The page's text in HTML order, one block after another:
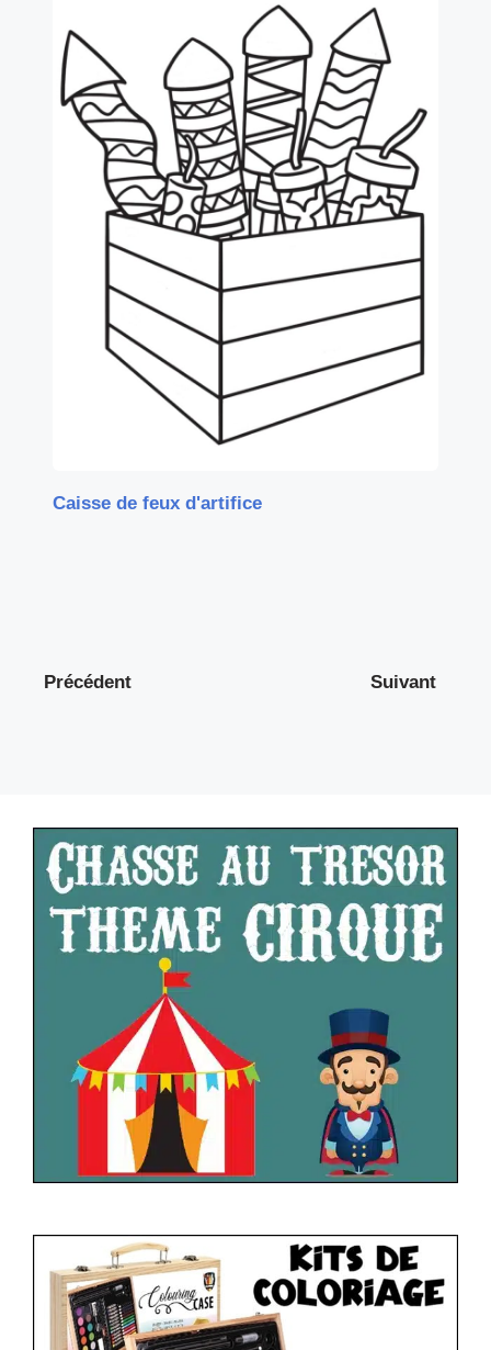
Caisse de feux d'artifice
Précédent Suivant